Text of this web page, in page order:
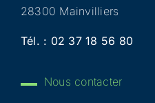
28300 Mainvilliers
Tél. : 02 37 18 56 80
Nous contacter